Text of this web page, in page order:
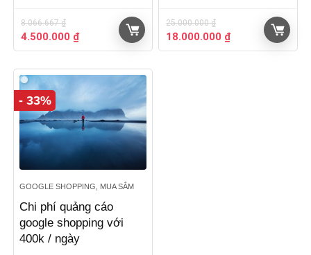
8.066.667₫
Giá
gốc
8.066.667 ₫.
4.500.000 ₫Giá
hiện
là:
25.000.000₫
Giá
gốc
18.000.000 ₫Giá
hiện
- 33%
GOOGLE SHOPPING, MUA SẮM
Chi phí quảng cáo
google shopping với
400k / ngày